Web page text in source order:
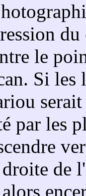
le
Si les
par les
de